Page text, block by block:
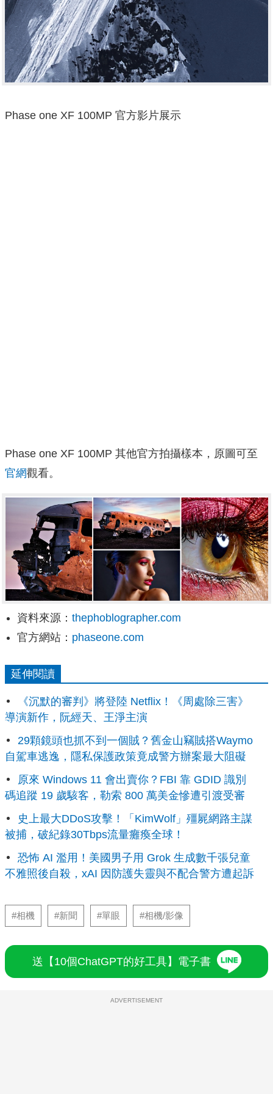
Phase one XF 100MP 官方影片展示
Phase one XF 100MP 其他官方拍攝樣本，原圖可至
官網觀看。
資料來源： thephoblographer.com
官方網站： phaseone.com
延伸閱讀
《沉默的審判》將登陸 Netflix！《周處除三害》
導演新作，阮經天、王淨主演
29顆鏡頭也抓不到一個賊？舊金山竊賊搭Waymo
自駕車逃逸，隱私保護政策竟成警方辦案最大阻礙
原來 Windows 11 會出賣你？FBI 靠 GDID 識別
碼追蹤 19 歲駭客，勒索 800 萬美金慘遭引渡受審
史上最大DDoS攻擊！「KimWolf」殭屍網路主謀
被捕，破紀錄30Tbps流量癱瘓全球！
恐怖 AI 濫用！美國男子用 Grok 生成數千張兒童
不雅照後自殺，xAI 因防護失靈與不配合警方遭起訴
#相機 #新聞 #單眼 #相機/影像
送【10個ChatGPT的好工具】電子書
ADVERTISEMENT